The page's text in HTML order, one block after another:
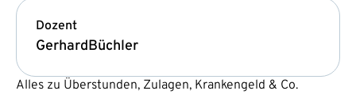
Dozent
GerhardBüchler
Alles zu Überstunden, Zulagen, Krankengeld & Co.